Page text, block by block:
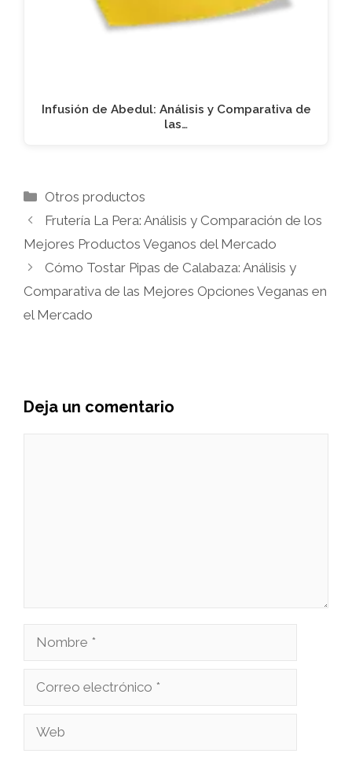
Infusión de Abedul: Análisis y Comparativa de
las…
Categorías
Otros productos
Frutería La Pera: Análisis y Comparación de los
Mejores Productos Veganos del Mercado
Cómo Tostar Pipas de Calabaza: Análisis y
Comparativa de las Mejores Opciones Veganas en
el Mercado
Deja un comentario
Nombre
Correo
Web